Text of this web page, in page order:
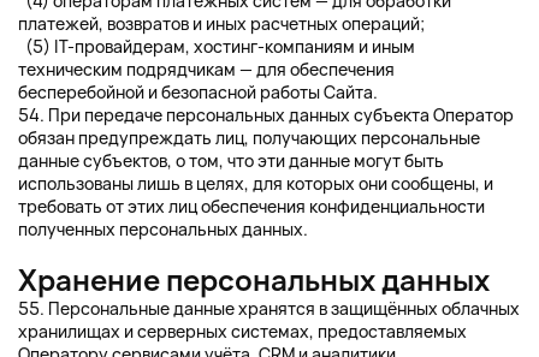
платежей, возвратов и иных расчетных операций;
(5) IT-провайдерам, хостинг-компаниям и иным
техническим подрядчикам — для обеспечения
бесперебойной и безопасной работы Сайта.
54. При передаче персональных данных субъекта Оператор
обязан предупреждать лиц, получающих персональные
данные субъектов, о том, что эти данные могут быть
использованы лишь в целях, для которых они сообщены, и
требовать от этих лиц обеспечения конфиденциальности
полученных персональных данных.
Хранение персональных данных
55. Персональные данные хранятся в защищённых облачных
хранилищах и серверных системах, предоставляемых